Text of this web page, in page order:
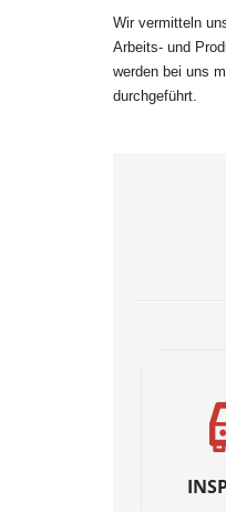
Wir vermitteln
Arbeits- und
werden bei uns
durchgeführt.